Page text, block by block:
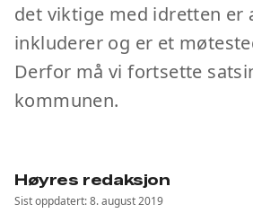
det viktige med idretten er
inkluderer og er et
Derfor må vi fortsette
kommunen.
Høyres redaksjon
Sist oppdatert: 8. august 2019